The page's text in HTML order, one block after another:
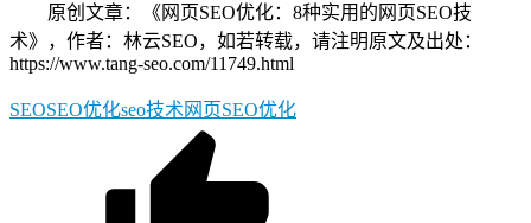
原创文章：《网页SEO优化：8种实用的网页SEO技
术》，作者：林云SEO，如若转载，请注明原文及出处：
https://www.tang-seo.com/11749.html
SEOSEO优化seo技术网页SEO优化